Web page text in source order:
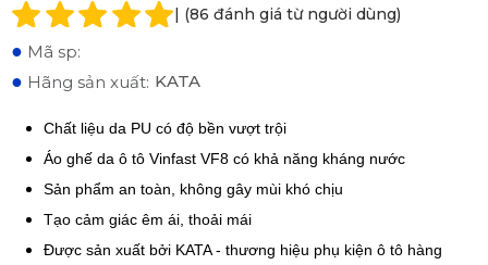
| (86 đánh giá từ người dùng)
● Mã sp:
● Hãng sản xuất: KATA
Chất liệu da PU có độ bền vượt trội
Áo ghế da ô tô Vinfast VF8 có khả năng kháng nước
Sản phẩm an toàn, không gây mùi khó chịu
Tạo cảm giác êm ái, thoải mái
Được sản xuất bởi KATA - thương hiệu phụ kiện ô tô hàng